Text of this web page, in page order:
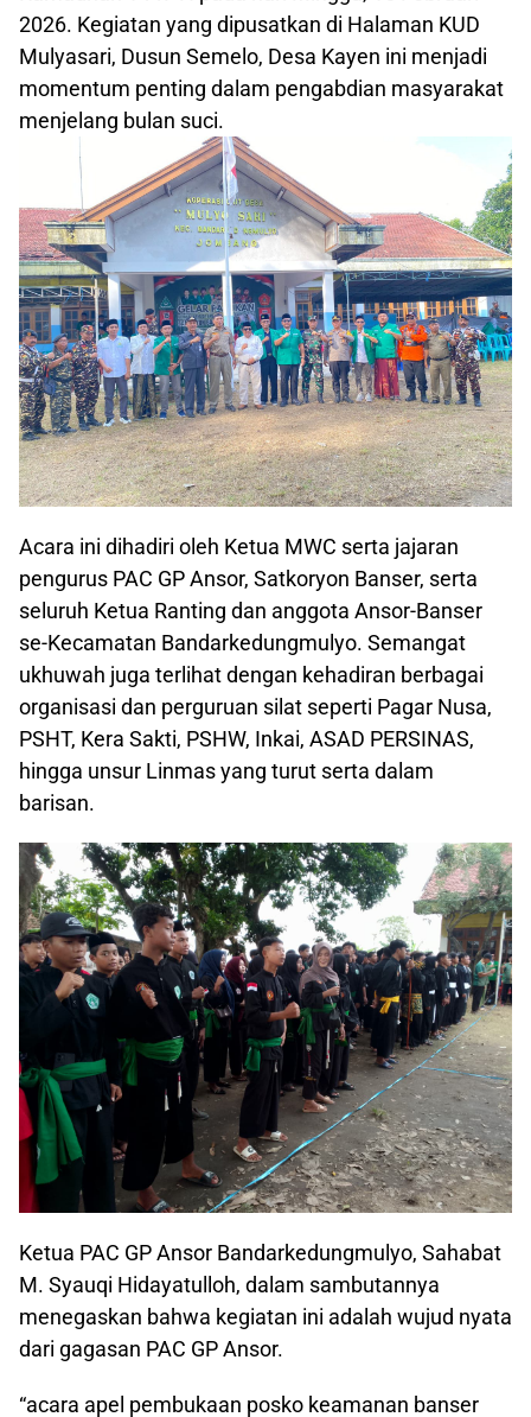
2026. Kegiatan yang dipusatkan di Halaman KUD
Mulyasari, Dusun Semelo, Desa Kayen ini menjadi
momentum penting dalam pengabdian masyarakat
menjelang bulan suci.
Acara ini dihadiri oleh Ketua MWC serta jajaran
pengurus PAC GP Ansor, Satkoryon Banser, serta
seluruh Ketua Ranting dan anggota Ansor-Banser
se-Kecamatan Bandarkedungmulyo. Semangat
ukhuwah juga terlihat dengan kehadiran berbagai
organisasi dan perguruan silat seperti Pagar Nusa,
PSHT, Kera Sakti, PSHW, Inkai, ASAD PERSINAS,
hingga unsur Linmas yang turut serta dalam
barisan.
Ketua PAC GP Ansor Bandarkedungmulyo, Sahabat
M. Syauqi Hidayatulloh, dalam sambutannya
menegaskan bahwa kegiatan ini adalah wujud nyata
dari gagasan PAC GP Ansor.
“acara apel pembukaan posko keamanan banser